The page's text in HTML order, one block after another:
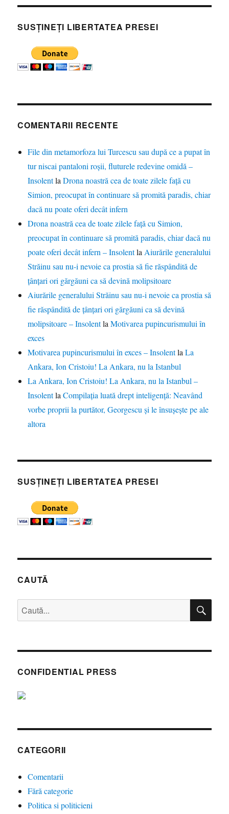
SUSȚINEȚI LIBERTATEA PRESEI
COMENTARII RECENTE
File din metamorfoza lui Turcescu sau după ce a pupat în
tur niscai pantaloni roșii, fluturele redevine omidă –
InsolentlaDrona noastră cea de toate zilele față cu
Simion, preocupat în continuare să promită paradis, chiar
dacă nu poate oferi decât infern
Drona noastră cea de toate zilele față cu Simion,
preocupat în continuare să promită paradis, chiar dacă nu
poate oferi decât infern – Insolentla Aiurările generalului
Străinu sau nu-i nevoie ca prostia să fie răspândită de
țânțari ori gărgăuni ca să devină molipsitoare
Aiurările generalului Străinu sau nu-i nevoie ca prostia să
fie răspândită de țânțari ori gărgăuni ca să devină
molipsitoare – InsolentlaMotivarea pupincurismului în
exces
Motivarea pupincurismului în exces – InsolentlaLa
Ankara, Ion Cristoiu! La Ankara, nu la Istanbul
La Ankara, Ion Cristoiu! La Ankara, nu la Istanbul –
InsolentlaCompilația luată drept inteligență: Neavând
vorbe proprii la purtător, Georgescu și le însușește pe ale
altora
SUSȚINEȚI LIBERTATEA PRESEI
CAUTĂ
Caută
după:
CONFIDENTIAL PRESS
CATEGORII
Comentarii
Fără categorie
Politica si politicieni